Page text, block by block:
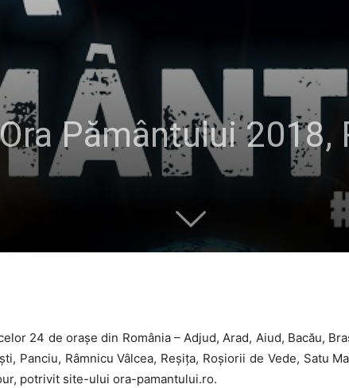
Pământului 2018,
24 de oraşe din România – Adjud, Arad, Aiud, Bacău,
Panciu, Râmnicu Vâlcea, Reşiţa, Roşiorii de Vede, Satu
potrivit site-ului ora-pamantului.ro.